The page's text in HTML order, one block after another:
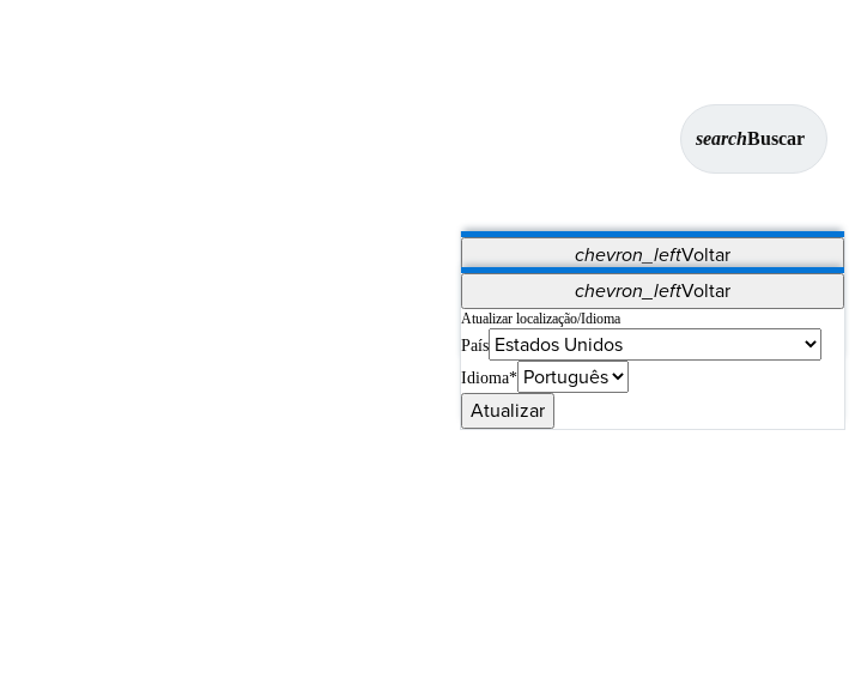
searchBuscar
chevron_leftVoltar
Vet Systems OrthoPedia Patient
Supplier Portal
Synergy Imaging & Resection
chevron_leftVoltar
Atualizar localização/Idioma
País
Idioma*
Atualizar